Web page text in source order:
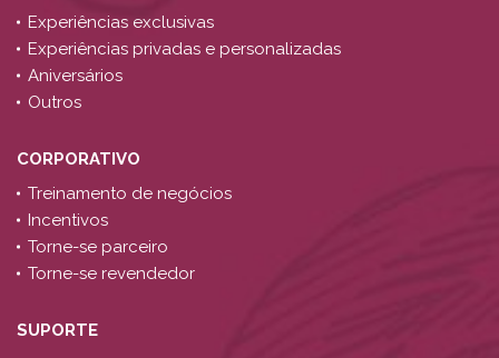
Experiências exclusivas
Experiências privadas e personalizadas
Aniversários
Outros
CORPORATIVO
Treinamento de negócios
Incentivos
Torne-se parceiro
Torne-se revendedor
SUPORTE